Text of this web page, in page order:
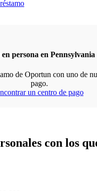
en persona en Pennsylvania
de Oportun con uno de
pago.
un centro de pago
con los